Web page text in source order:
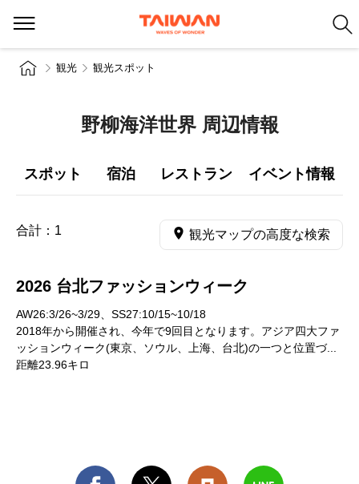
観光 観光スポット
野柳海洋世界 周辺情報
スポット 宿泊 レストラン イベント情報
合計： 1 観光マップの高度な検索
2026 台北ファッションウィーク
AW26:3/26~3/29、SS27:10/15~10/18
2018年から開催され、今年で9回目となります。アジア四大ファ
ッションウィーク(東京、ソウル、上海、台北)の一つと位置づ...
距離23.96キロ